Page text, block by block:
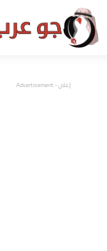
إعلان - Advertisement